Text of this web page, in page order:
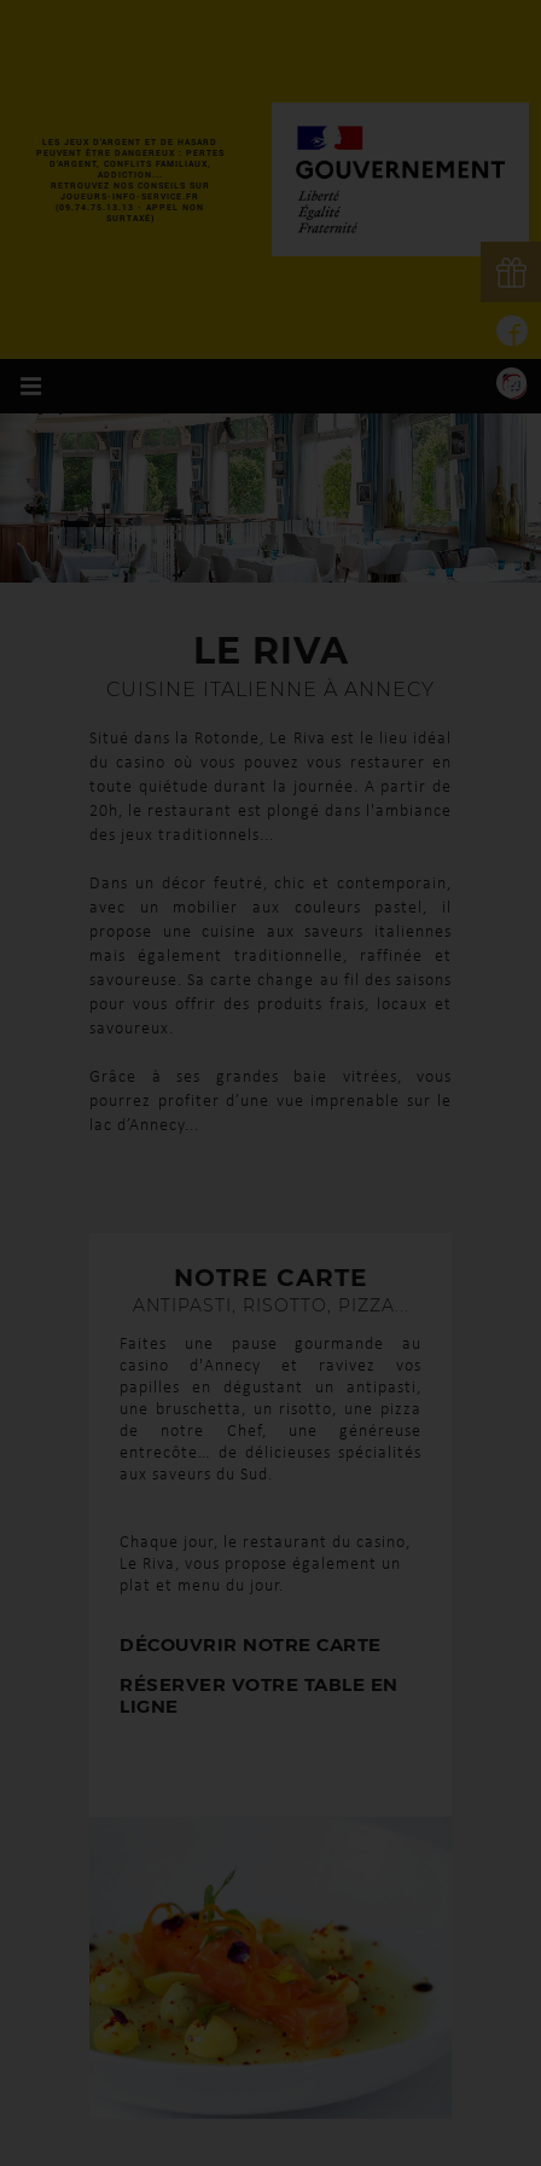
LES JEUX D'ARGENT ET DE HASARD
PEUVENT ÊTRE DANGEREUX : PERTES
D'ARGENT, CONFLITS FAMILIAUX,
ADDICTION...
RETROUVEZ NOS CONSEILS SUR
JOUEURS-INFO-SERVICE.FR
(09.74.75.13.13 - APPEL NON
SURTAXÉ)
LE RIVA
CUISINE ITALIENNE À ANNECY
Situé dans la Rotonde, Le Riva est le lieu idéal
du casino où vous pouvez vous restaurer en
toute quiétude durant la journée. A partir de
20h, le restaurant est plongé dans l'ambiance
des jeux traditionnels...
Dans un décor feutré, chic et contemporain,
avec un mobilier aux couleurs pastel, il
propose une cuisine aux saveurs italiennes
mais également traditionnelle, raffinée et
savoureuse. Sa carte change au fil des saisons
pour vous offrir des produits frais, locaux et
savoureux.
Grâce à ses grandes baie vitrées, vous
pourrez profiter d’une vue imprenable sur le
lac d’Annecy...
NOTRE CARTE
ANTIPASTI, RISOTTO, PIZZA...
Faites une pause gourmande au
casino d'Annecy et ravivez vos
papilles en dégustant un antipasti,
une bruschetta, un risotto, une pizza
de notre Chef, une généreuse
entrecôte… de délicieuses spécialités
aux saveurs du Sud.
Chaque jour, le restaurant du casino,
Le Riva, vous propose également un
plat et menu du jour.
DÉCOUVRIR NOTRE CARTE
RÉSERVER VOTRE TABLE EN
LIGNE